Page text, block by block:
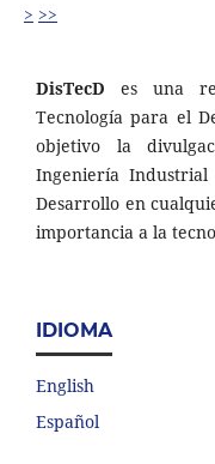
> >>
DisTecD es una
Tecnología para el
objetivo la
Ingeniería
Desarrollo en
importancia a la
IDIOMA
English
Español